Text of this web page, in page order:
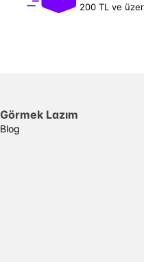
200 TL ve
Görmek Lazım
Blog